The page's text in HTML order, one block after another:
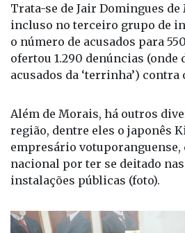
Trata-se de Jair Domingues
incluso no terceiro grupo de
o número de acusados para
ofertou 1.290 denúncias (onde
acusados da ‘terrinha’)
Além de Morais, há outros
região, dentre eles o japonês
empresário votuporanguense,
nacional por ter se deitado
instalações públicas (foto).